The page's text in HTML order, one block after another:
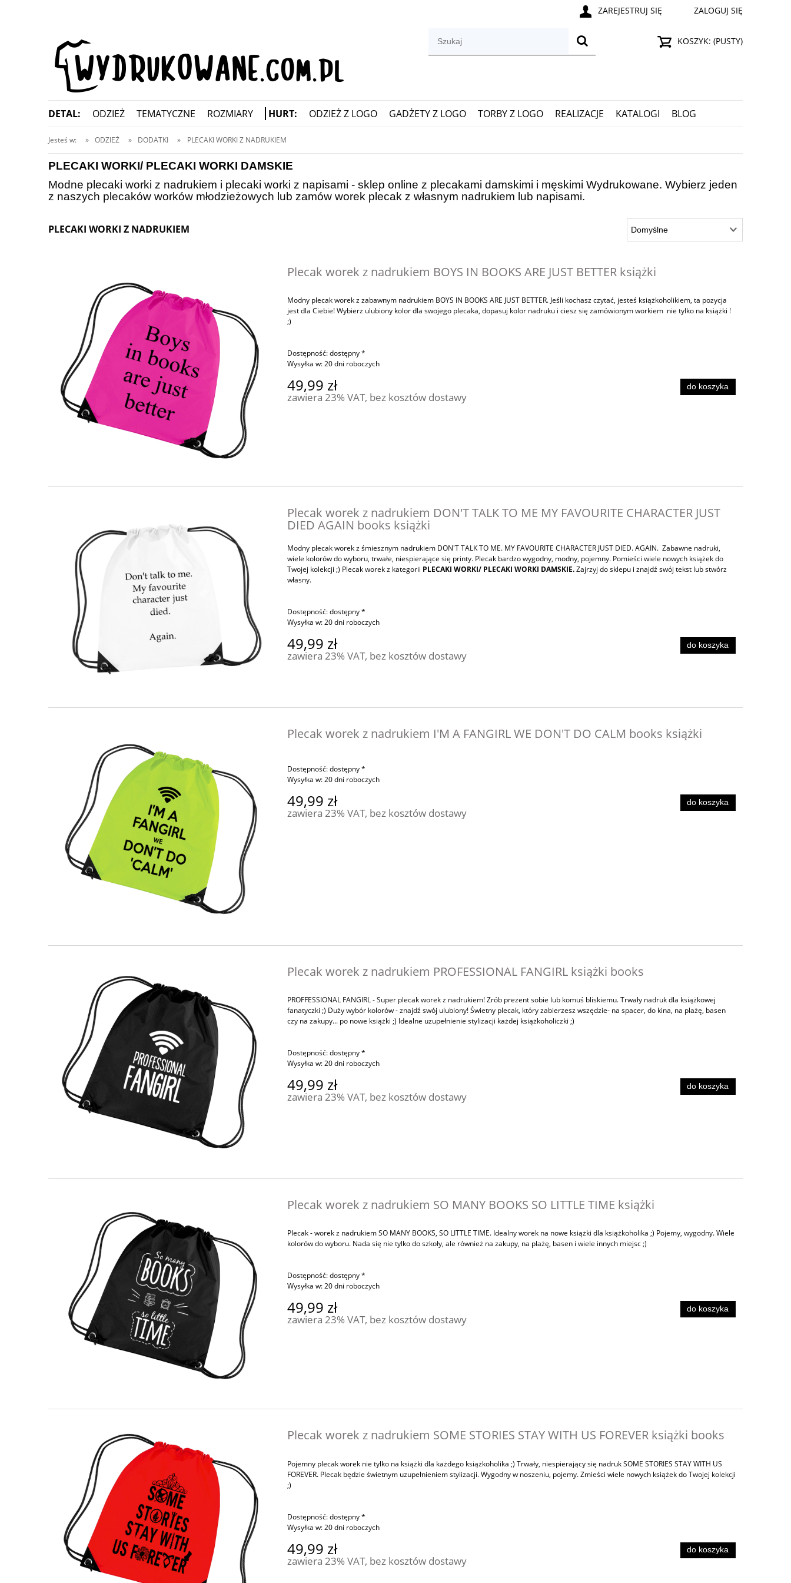
ZAREJESTRUJ SIĘ ZALOGUJ SIĘ
KOSZYK: (PUSTY)
DETAL: ODZIEŻ TEMATYCZNE ROZMIARY HURT: ODZIEŻ Z LOGO GADŻETY Z LOGO TORBY Z LOGO REALIZACJE KATALOGI
BLOG
KONTAKT
Jesteś w: » ODZIEŻ » DODATKI » PLECAKI WORKI Z NADRUKIEM
PLECAKI WORKI/ PLECAKI WORKI DAMSKIE
Modne plecaki worki z nadrukiem i plecaki worki z napisami - sklep online z plecakami damskimi i męskimi Wydrukowane. Wybierz jeden
z naszych plecaków worków młodzieżowych lub zamów worek plecak z własnym nadrukiem lub napisami.
PLECAKI WORKI Z NADRUKIEM
Plecak worek z nadrukiem BOYS IN BOOKS ARE JUST BETTER książki
Modny plecak worek z zabawnym nadrukiem BOYS IN BOOKS ARE JUST BETTER. Jeśli kochasz czytać, jesteś książkoholikiem, ta pozycja
jest dla Ciebie! Wybierz ulubiony kolor dla swojego plecaka, dopasuj kolor nadruku i ciesz się zamówionym workiem nie tylko na książki !
;)
Dostępność: dostępny *
Wysyłka w: 20 dni roboczych
49,99 zł
zawiera 23% VAT, bez kosztów dostawy
do koszyka
Plecak worek z nadrukiem DON'T TALK TO ME MY FAVOURITE CHARACTER JUST
DIED AGAIN books książki
Modny plecak worek z śmiesznym nadrukiem DON'T TALK TO ME. MY FAVOURITE CHARACTER JUST DIED. AGAIN. Zabawne nadruki,
wiele kolorów do wyboru, trwałe, niespierające się printy. Plecak bardzo wygodny, modny, pojemny. Pomieści wiele nowych książek do
Twojej kolekcji ;) Plecak worek z kategorii PLECAKI WORKI/ PLECAKI WORKI DAMSKIE.Zajrzyj do sklepu i znajdź swój tekst lub stwórz
własny.
Dostępność: dostępny *
Wysyłka w: 20 dni roboczych
49,99 zł
zawiera 23% VAT, bez kosztów dostawy
do koszyka
Plecak worek z nadrukiem I'M A FANGIRL WE DON'T DO CALM books książki
Dostępność: dostępny *
Wysyłka w: 20 dni roboczych
49,99 zł
zawiera 23% VAT, bez kosztów dostawy
do koszyka
Plecak worek z nadrukiem PROFESSIONAL FANGIRL książki books
PROFFESSIONAL FANGIRL - Super plecak worek z nadrukiem! Zrób prezent sobie lub komuś bliskiemu. Trwały nadruk dla książkowej
fanatyczki ;) Duży wybór kolorów - znajdź swój ulubiony! Świetny plecak, który zabierzesz wszędzie- na spacer, do kina, na plażę, basen
czy na zakupy... po nowe książki ;) Idealne uzupełnienie stylizacji każdej książkoholiczki ;)
Dostępność: dostępny *
Wysyłka w: 20 dni roboczych
49,99 zł
zawiera 23% VAT, bez kosztów dostawy
do koszyka
Plecak worek z nadrukiem SO MANY BOOKS SO LITTLE TIME książki
Plecak - worek z nadrukiem SO MANY BOOKS, SO LITTLE TIME. Idealny worek na nowe książki dla książkoholika ;) Pojemy, wygodny. Wiele
kolorów do wyboru. Nada się nie tylko do szkoły, ale również na zakupy, na plażę, basen i wiele innych miejsc ;)
Dostępność: dostępny *
Wysyłka w: 20 dni roboczych
49,99 zł
zawiera 23% VAT, bez kosztów dostawy
do koszyka
Plecak worek z nadrukiem SOME STORIES STAY WITH US FOREVER książki books
Pojemny plecak worek nie tylko na książki dla każdego książkoholika ;) Trwały, niespierający się nadruk SOME STORIES STAY WITH US
FOREVER. Plecak będzie świetnym uzupełnieniem stylizacji. Wygodny w noszeniu, pojemy. Zmieści wiele nowych książek do Twojej kolekcji
;)
Dostępność: dostępny *
Wysyłka w: 20 dni roboczych
49,99 zł
zawiera 23% VAT, bez kosztów dostawy
do koszyka